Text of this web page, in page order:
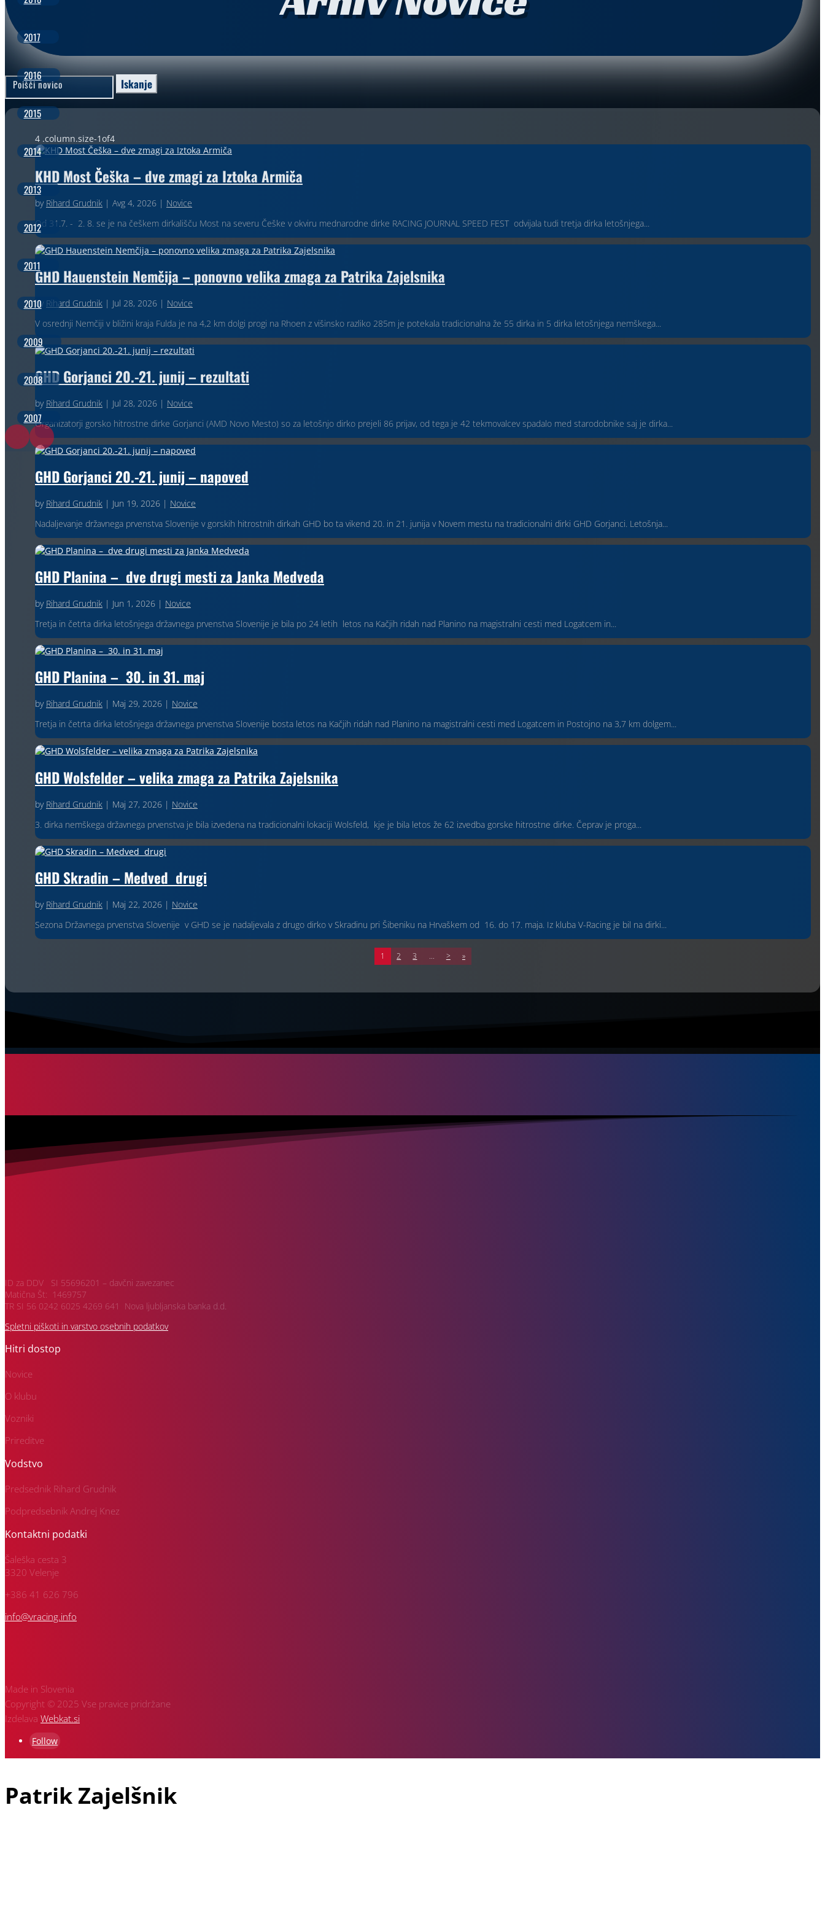
2017
2016
2015
2014
2013
2012
2011
2010
2009
2008
2007
Search
for:
KHD Most Češka – dve zmagi za Iztoka Armiča
by Rihard Grudnik | Avg 4, 2026 | Novice
Od 31.7. - 2. 8. se je na češkem dirkališču Most na severu Češke v okviru mednarodne dirke RACING JOURNAL SPEED FEST odvijala tudi tretja dirka letošnjega...
GHD Hauenstein Nemčija – ponovno velika zmaga za Patrika Zajelsnika
by Rihard Grudnik | Jul 28, 2026 | Novice
V osrednji Nemčiji v bližini kraja Fulda je na 4,2 km dolgi progi na Rhoen z višinsko razliko 285m je potekala tradicionalna že 55 dirka in 5 dirka letošnjega nemškega...
GHD Gorjanci 20.-21. junij – rezultati
by Rihard Grudnik | Jul 28, 2026 | Novice
Organizatorji gorsko hitrostne dirke Gorjanci (AMD Novo Mesto) so za letošnjo dirko prejeli 86 prijav, od tega je 42 tekmovalcev spadalo med starodobnike saj je dirka...
GHD Gorjanci 20.-21. junij – napoved
by Rihard Grudnik | Jun 19, 2026 | Novice
Nadaljevanje državnega prvenstva Slovenije v gorskih hitrostnih dirkah GHD bo ta vikend 20. in 21. junija v Novem mestu na tradicionalni dirki GHD Gorjanci. Letošnja...
GHD Planina – dve drugi mesti za Janka Medveda
by Rihard Grudnik | Jun 1, 2026 | Novice
Tretja in četrta dirka letošnjega državnega prvenstva Slovenije je bila po 24 letih letos na Kačjih ridah nad Planino na magistralni cesti med Logatcem in...
GHD Planina – 30. in 31. maj
by Rihard Grudnik | Maj 29, 2026 | Novice
Tretja in četrta dirka letošnjega državnega prvenstva Slovenije bosta letos na Kačjih ridah nad Planino na magistralni cesti med Logatcem in Postojno na 3,7 km dolgem...
GHD Wolsfelder – velika zmaga za Patrika Zajelsnika
by Rihard Grudnik | Maj 27, 2026 | Novice
3. dirka nemškega državnega prvenstva je bila izvedena na tradicionalni lokaciji Wolsfeld, kje je bila letos že 62 izvedba gorske hitrostne dirke. Čeprav je proga...
GHD Skradin – Medved drugi
by Rihard Grudnik | Maj 22, 2026 | Novice
Sezona Državnega prvenstva Slovenije v GHD se je nadaljevala z drugo dirko v Skradinu pri Šibeniku na Hrvaškem od 16. do 17. maja. Iz kluba V-Racing je bil na dirki...
1 2 3 ... > »
ID za DDV SI 55696201 – davčni zavezanec
Matična Št: 1469757
TR SI 56 0242 6025 4269 641 Nova ljubljanska banka d.d.
Spletni piškoti in varstvo osebnih podatkov
Hitri dostop
Novice
O klubu
Vozniki
Prireditve
Vodstvo
Predsednik Rihard Grudnik
Podpredsebnik Andrej Knez
Kontaktni podatki
Šaleška cesta 3
3320 Velenje
+386 41 626 796
info@vracing.info
Made in Slovenia
Copyright © 2025 Vse pravice pridržane
Izdelava Webkat.si
Follow
Patrik Zajelšnik